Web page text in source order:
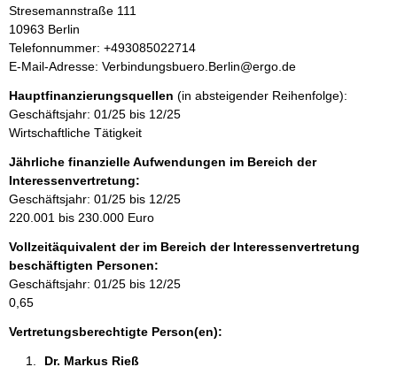
n
f
o
r
m
a
t
o
n
e
n
:
d
r
e
s
e
Stresemannstraße 111
10963 Berlin
K
o
t
a
k
t
i
n
f
r
m
a
t
i
Telefonnummer: +493085022714
E-Mail-Adresse: Verbindungsbuero.Berlin@ergo.de
Hauptfinanzierungsquellen (in absteigender Reihenfolge):
Geschäftsjahr: 01/25 bis 12/25
Wirtschaftliche Tätigkeit
Jährliche finanzielle Aufwendungen im Bereich der
Interessenvertretung:
Geschäftsjahr: 01/25 bis 12/25
220.001 bis 230.000 Euro
Vollzeitäquivalent der im Bereich der Interessenvertretung
beschäftigten Personen:
Geschäftsjahr: 01/25 bis 12/25
0,65
Vertretungsberechtigte Person(en):
Dr. Markus Rieß